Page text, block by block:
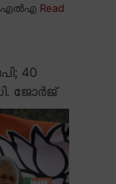
Read
40
ജോർജ്